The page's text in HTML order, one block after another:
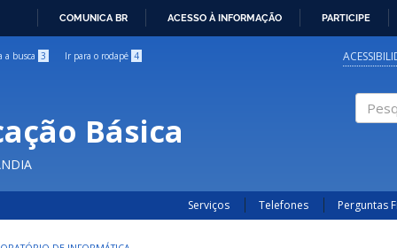
COMUNICA BR ACESSO À INFORMAÇÃO PARTICIPE
a busca 3 Ir para o rodapé 4
Básica
Serviços Telefones Perguntas